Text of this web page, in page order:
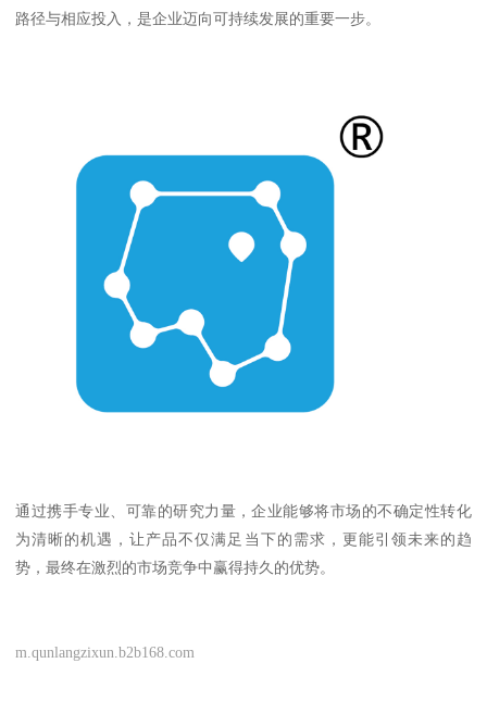
路径与相应投入，是企业迈向可持续发展的重要一步。
通过携手专业、可靠的研究力量，企业能够将市场的不确定性转化
为清晰的机遇，让产品不仅满足当下的需求，更能引领未来的趋
势，最终在激烈的市场竞争中赢得持久的优势。
m.qunlangzixun.b2b168.com